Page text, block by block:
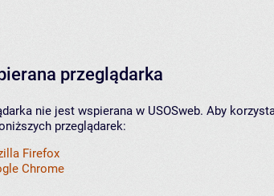
przeglądarka
nie jest wspierana w USOSweb. Aby
przeglądarek:
Firefox
Chrome